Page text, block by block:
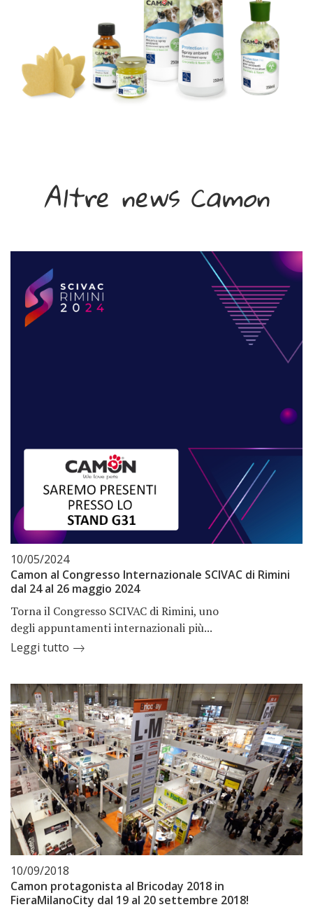
Altre news Camon
10/05/2024
Camon al Congresso Internazionale SCIVAC di Rimini
dal 24 al 26 maggio 2024
Torna il Congresso SCIVAC di Rimini, uno
degli appuntamenti internazionali più...
Leggi tutto
10/09/2018
Camon protagonista al Bricoday 2018 in
FieraMilanoCity dal 19 al 20 settembre 2018!